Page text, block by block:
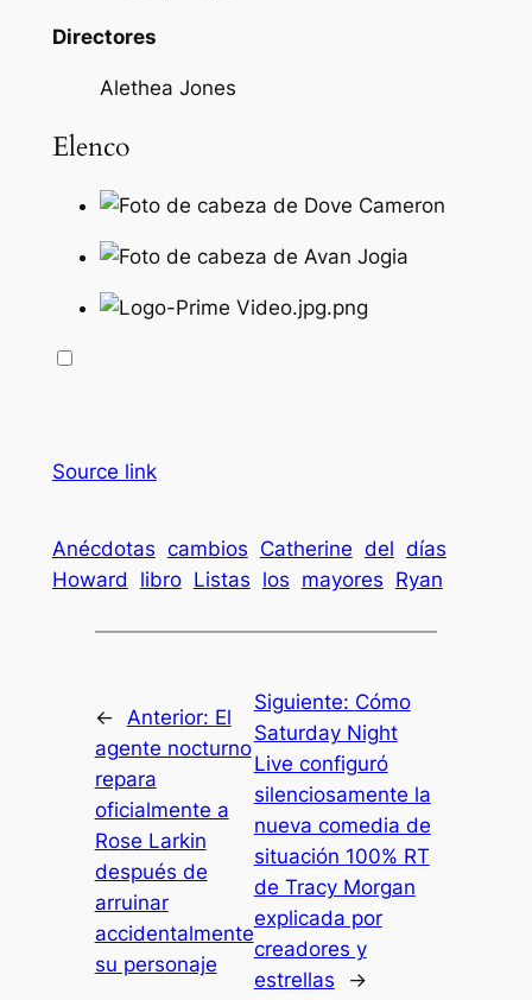
Directores
Alethea Jones
Elenco
Source link
Anécdotas cambios Catherine del días
Howard
libro Listas los mayores Ryan
← Anterior: El
agente nocturno
repara
oficialmente a
Rose Larkin
después de
arruinar
accidentalmente
su personaje
Siguiente: Cómo
Saturday Night
Live configuró
silenciosamente la
nueva comedia de
situación 100% RT
de Tracy Morgan
explicada por
creadores y
estrellas
→